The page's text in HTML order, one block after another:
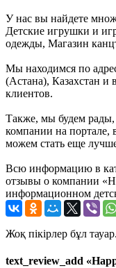
У нас вы найдете
Детские игрушки и
одежды, Магазин
Мы находимся по
(Астана), Казахстан и
клиентов.
Также, мы будем рады,
компании на портале,
можем стать еще
Всю информацию в
отзывы о компании
информационном
Жоқ пікірлер бұл тауар.
text_review_add